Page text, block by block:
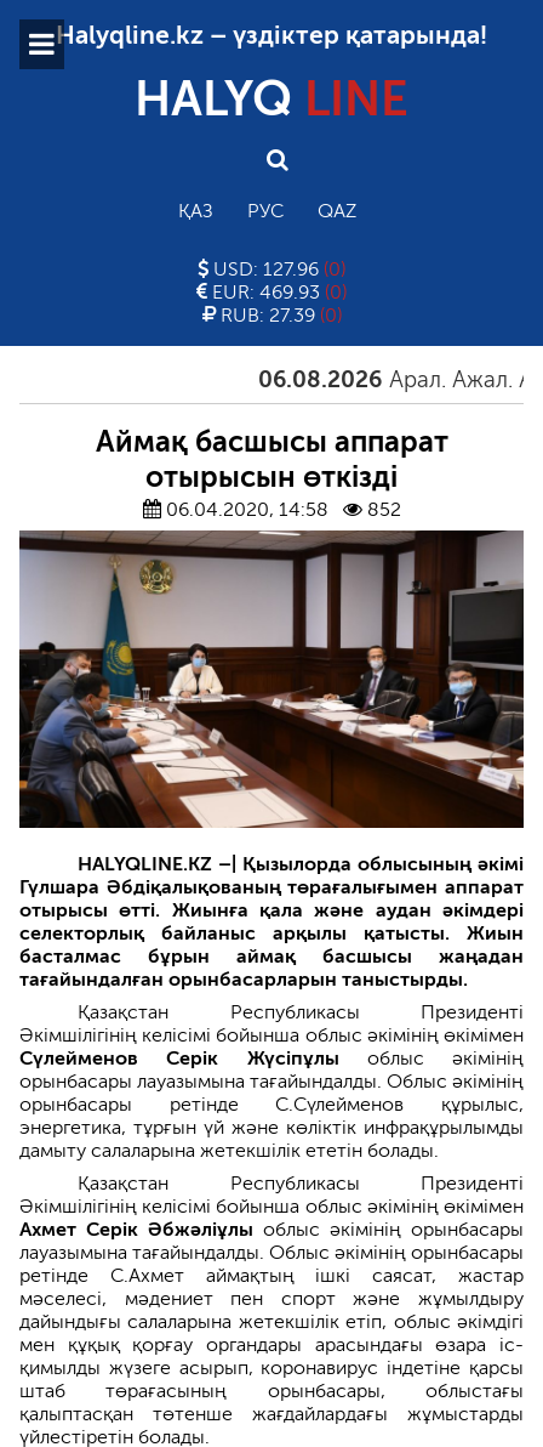
Halyqline.kz – үздіктер қатарында!
HALYQ LINE
ҚАЗ РУС QAZ
USD: 127.96 (0)
EUR: 469.93 (0)
RUB: 27.39 (0)
06.08.2026 Арал. Ажал. Айғақ
Аймақ басшысы аппарат
отырысын өткізді
06.04.2020, 14:58 852
HALYQLINE.KZ –| Қызылорда облысының әкімі
Гүлшара Әбдіқалықованың төрағалығымен аппарат
отырысы өтті. Жиынға қала және аудан әкімдері
селекторлық байланыс арқылы қатысты. Жиын
басталмас бұрын аймақ басшысы жаңадан
тағайындалған орынбасарларын таныстырды.
Қазақстан Республикасы Президенті
Әкімшілігінің келісімі бойынша облыс әкімінің өкімімен
Сүлейменов Серік Жүсіпұлы облыс әкімінің
орынбасары лауазымына тағайындалды. Облыс әкімінің
орынбасары ретінде С.Сүлейменов құрылыс,
энергетика, тұрғын үй және көліктік инфрақұрылымды
дамыту салаларына жетекшілік ететін болады.
Қазақстан Республикасы Президенті
Әкімшілігінің келісімі бойынша облыс әкімінің өкімімен
Ахмет Серік Әбжәліұлы облыс әкімінің орынбасары
лауазымына тағайындалды. Облыс әкімінің орынбасары
ретінде С.Ахмет аймақтың ішкі саясат, жастар
мәселесі, мәдениет пен спорт және жұмылдыру
дайындығы салаларына жетекшілік етіп, облыс әкімдігі
мен құқық қорғау органдары арасындағы өзара іс-
қимылды жүзеге асырып, коронавирус індетіне қарсы
штаб төрағасының орынбасары, облыстағы
қалыптасқан төтенше жағдайлардағы жұмыстарды
үйлестіретін болады.